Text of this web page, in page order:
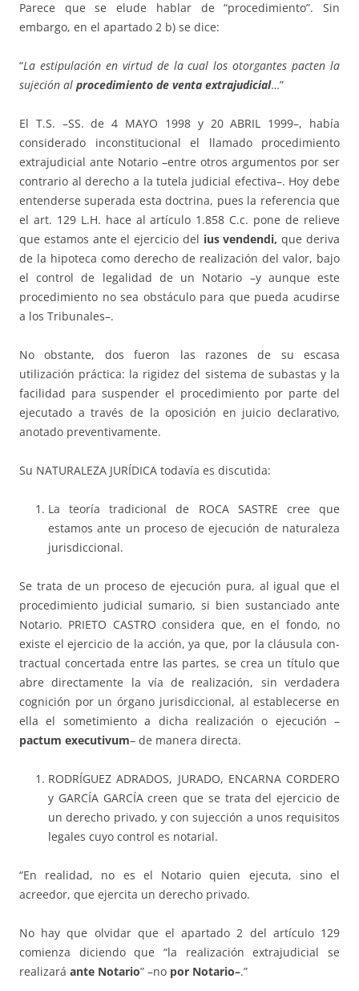
Parece que se elude hablar de “procedimiento”. Sin
embargo, en el apar­tado 2 b) se dice:
“La estipulación en virtud de la cual los otorgantes pacten la
su­je­ción al procedimiento de venta extrajudicial…”
El T.S. –SS. de 4 MAYO 1998 y 20 ABRIL 1999–, había
considerado in­­­cons­titucional el llamado procedimiento
extrajudicial ante Notario –en­tre otros ar­gumentos por ser
contrario al derecho a la tutela judicial efec­ti­va–. Hoy debe
enten­derse superada esta doctrina, pues la referencia que
el art. 129 L.H. hace al artículo 1.858 C.c. pone de relieve
que estamos ante el ejer­­cicio del ius ven­dendi,que deriva
de la hipoteca como dere­cho de rea­lización del valor, bajo
el control de legalidad de un Notario –y aunque es­te
procedimiento no sea obstáculo para que pueda acudirse
a los Tri­bu­na­les–.
No obstante, dos fueron las razones de su escasa
utilización práctica: la ri­gi­dez del sistema de subastas y la
facilidad para suspender el pro­ce­di­mien­­to por parte del
ejecutado a través de la oposición en juicio de­cla­ra­ti­vo,
anotado pre­ven­tivamente.
Su NATURALEZA JURÍDICA todavía es dis­cu­tida:
La teoría tradicional de ROCA SASTRE cree que
estamos ante un pro­ceso de ejecución de naturaleza
jurisdiccional.
Se trata de un proceso de ejecución pura, al igual que el
procedi­miento ju­dicial sumario, si bien sustanciado ante
Notario. PRIETO CAS­TRO con­sidera que, en el fondo, no
existe el ejercicio de la acción, ya que, por la cláusula con­­
tractual concertada entre las partes, se crea un título que
abre directamente la vía de realización, sin verdadera
cognición por un ór­gano jurisdiccional, al establecerse en
ella el sometimiento a dicha rea­li­zación o ejecución –
pactum executivum– de manera directa.
RODRÍGUEZ ADRADOS, JURADO, ENCARNA CORDERO
y GAR­­­­­­­­­CÍA GAR­CÍA creen que se trata del ejercicio de
un derecho pri­va­do, y con su­jec­ción a unos requisitos
legales cuyo control es notarial.
“En realidad, no es el Notario quien ejecuta, sino el
acreedor, que ejer­cita un derecho privado.
No hay que olvidar que el apartado 2 del artículo 129
comienza di­cien­do que “la realización extra­ju­dicial se
realizará ante Notario” –no por Notario–.”